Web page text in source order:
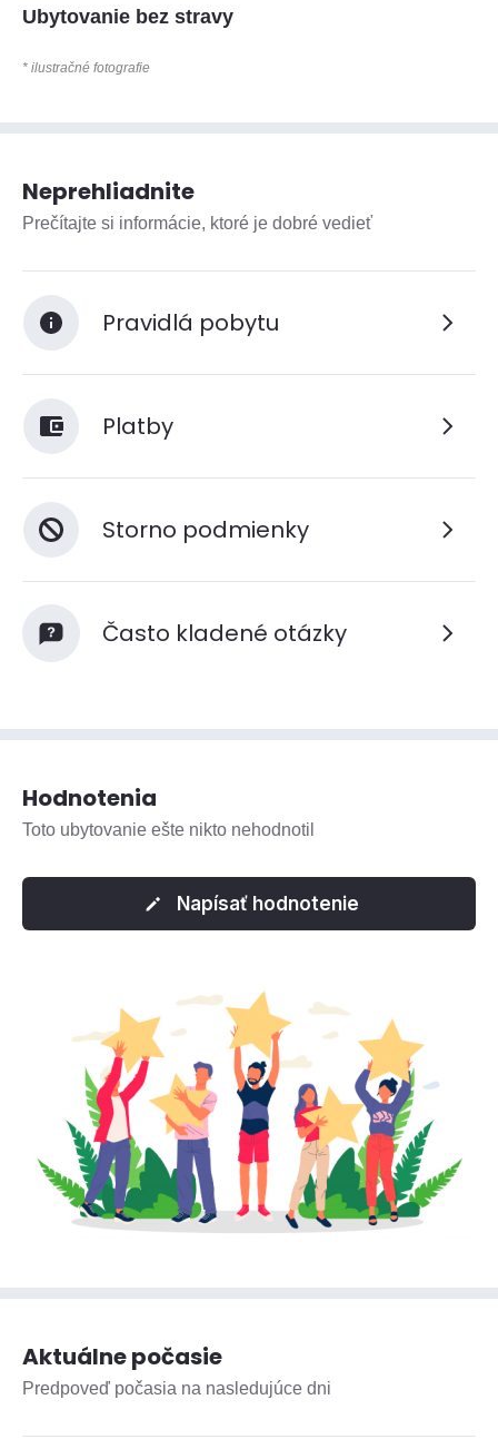
Ubytovanie bez stravy
* ilustračné fotografie
Neprehliadnite
Prečítajte si informácie, ktoré je dobré vedieť
Pravidlá pobytu
Platby
Storno podmienky
Často kladené otázky
Hodnotenia
Toto ubytovanie ešte nikto nehodnotil
Napísať hodnotenie
Aktuálne počasie
Predpoveď počasia na nasledujúce dni